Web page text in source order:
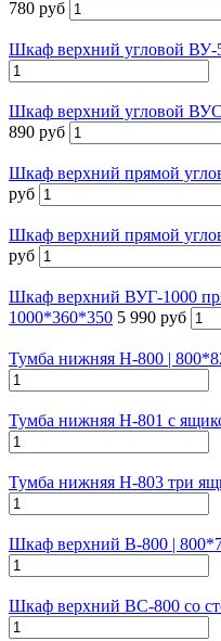
780 руб
Шкаф верхний угловой ВУ-
Шкаф верхний угловой
890 руб
Шкаф верхний прямой
руб
Шкаф верхний прямой
руб
Шкаф верхний ВУГ-1000
1000*360*350 5 990 руб
Тумба нижняя Н-800 |
Тумба нижняя Н-801 с
Тумба нижняя Н-803 три
Шкаф верхний В-800 |
Шкаф верхний ВС-800 со